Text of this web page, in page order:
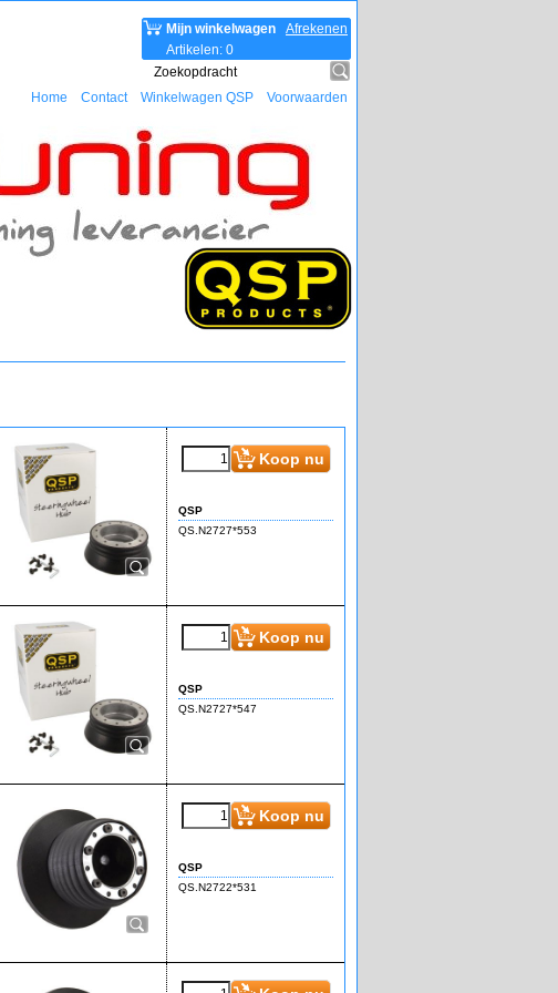
Afrekenen
Mijn winkelwagen
Artikelen: 0
Home Contact Winkelwagen QSP Voorwaarden
€134.90
(incl BTW)
€134.90
(incl BTW)
€86.50
(incl BTW)
€86.50